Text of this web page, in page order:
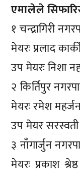
एमालेले
१ चन्द्रागिरी
मेयरः प्रलाद
उप मेयरः निशा
२ किर्तिपुर
मेयरः रमेश
उप मेयर सरस्वती
३ नाँगार्जुन
मेयरः प्रकाश